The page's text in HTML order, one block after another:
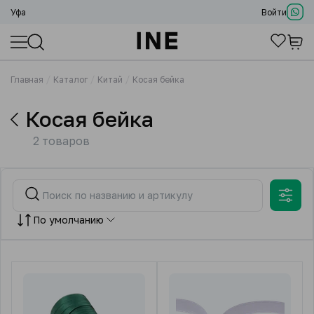
Уфа Войти
Главная Каталог Китай Косая бейка
Косая бейка
2 товаров
По умолчанию